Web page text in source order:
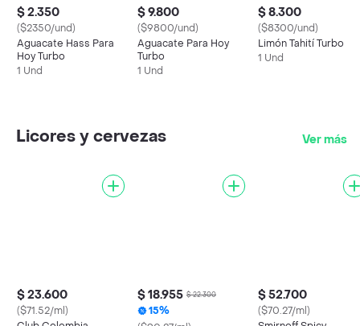
$ 2.350
($2350/und)
Aguacate Hass Para
Hoy Turbo
1 Und
$ 9.800
($9800/und)
Aguacate Para Hoy
Turbo
1 Und
$ 8.300
($8300/und)
Limón Tahití Turbo
1 Und
Licores y cervezas Ver más
$ 23.600
($71.52/ml)
$ 18.955 $ 22.300
15%
$ 52.700
($70.27/ml)